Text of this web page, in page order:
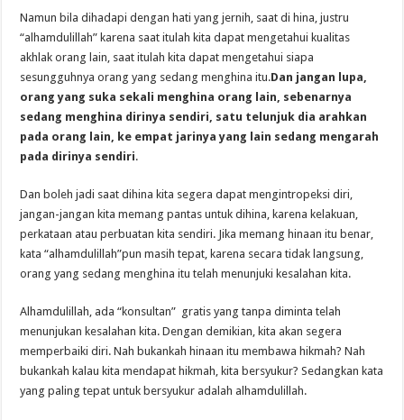
Namun bila dihadapi dengan hati yang jernih, saat di hina, justru
“alhamdulillah” karena saat itulah kita dapat mengetahui kualitas
akhlak orang lain, saat itulah kita dapat mengetahui siapa
sesungguhnya orang yang sedang menghina itu.Dan jangan lupa,
orang yang suka sekali menghina orang lain, sebenarnya
sedang menghina dirinya sendiri, satu telunjuk dia arahkan
pada orang lain, ke empat jarinya yang lain sedang mengarah
pada dirinya sendiri.
Dan boleh jadi saat dihina kita segera dapat mengintropeksi diri,
jangan-jangan kita memang pantas untuk dihina, karena kelakuan,
perkataan atau perbuatan kita sendiri. Jika memang hinaan itu benar,
kata “alhamdulillah”pun masih tepat, karena secara tidak langsung,
orang yang sedang menghina itu telah menunjuki kesalahan kita.
Alhamdulillah, ada “konsultan” gratis yang tanpa diminta telah
menunjukan kesalahan kita. Dengan demikian, kita akan segera
memperbaiki diri. Nah bukankah hinaan itu membawa hikmah? Nah
bukankah kalau kita mendapat hikmah, kita bersyukur? Sedangkan kata
yang paling tepat untuk bersyukur adalah alhamdulillah.